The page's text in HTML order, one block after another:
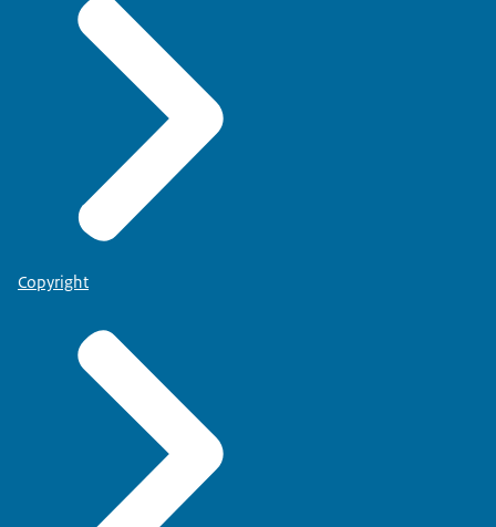
Copyright